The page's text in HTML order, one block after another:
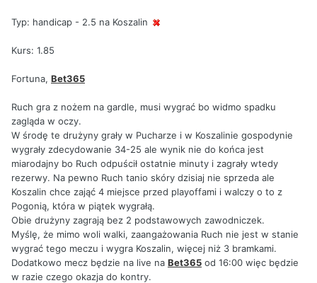
Typ: handicap - 2.5 na Koszalin
Kurs: 1.85
Fortuna, Bet365
Ruch gra z nożem na gardle, musi wygrać bo widmo spadku
zagląda w oczy.
W środę te drużyny grały w Pucharze i w Koszalinie gospodynie
wygrały zdecydowanie 34-25 ale wynik nie do końca jest
miarodajny bo Ruch odpuścił ostatnie minuty i zagrały wtedy
rezerwy. Na pewno Ruch tanio skóry dzisiaj nie sprzeda ale
Koszalin chce zająć 4 miejsce przed playoffami i walczy o to z
Pogonią, która w piątek wygrałą.
Obie drużyny zagrają bez 2 podstawowych zawodniczek.
Myślę, że mimo woli walki, zaangażowania Ruch nie jest w stanie
wygrać tego meczu i wygra Koszalin, więcej niż 3 bramkami.
Dodatkowo mecz będzie na live na Bet365 od 16:00 więc będzie
w razie czego okazja do kontry.